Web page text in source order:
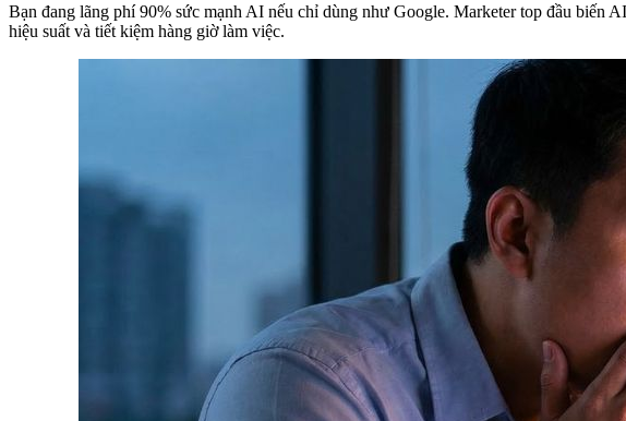
Bạn đang lãng phí 90% sức mạnh AI nếu chỉ dùng như Google. Marketer top đầu biến
hiệu suất và tiết kiệm hàng giờ làm việc.